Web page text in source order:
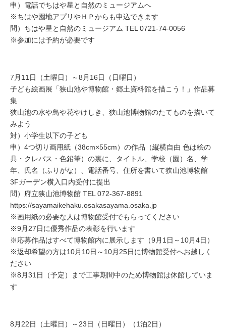
申）電話でちはや星と自然のミュージアムへ
※ちはや園地アプリやＨＰからも申込できます
問）ちはや星と自然のミュージアム TEL 0721-74-0056
※参加には予約が必要です
7月11日（土曜日）～8月16日（日曜日）
子ども絵画展「狭山池や博物館・郷土資料館を描こう！」作品募
集
狭山池の水や鳥や花やけしき、狭山池博物館のたてものを描いて
みよう
対）小学生以下の子ども
申）4つ切り画用紙（38cm×55cm）の作品（縦横自由 色は絵の
具・クレパス・色鉛筆）の裏に、タイトル、学校（園）名、学
年、氏名（ふりがな）、電話番号、住所を書いて狭山池博物館
3Fガーデン横入口内受付に提出
問）府立狭山池博物館 TEL 072-367-8891
https://sayamaikehaku.osakasayama.osaka.jp
※画用紙の必要な人は博物館受付でもらってください
※9月27日に優秀作品の表彰を行います
※応募作品はすべて博物館内に展示します（9月1日～10月4日）
※返却希望の方は10月10日～10月25日に博物館受付へお越しく
ださい
※8月31日（予定）まで工事期間中のため博物館は休館していま
す
8月22日（土曜日）～23日（日曜日）（1泊2日）